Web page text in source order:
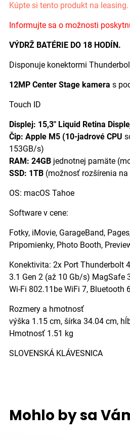
Kúpte si tento produkt na leasing.
Informujte sa o možnosti
VÝDRŽ BATÉRIE DO 18 HODÍN.
Disponuje konektormi
12MP Center Stage kamera s
Touch ID
Displej: 15,3" Liquid Retina
Čip: Apple M5 (10-jadrové CPU
153GB/s)
RAM: 24GB jednotnej pamäte
SSD: 1TB (možnosť rozšírenia
OS: macOS Tahoe
Software v cene:
Fotky, iMovie, GarageBand,
Pripomienky, Photo Booth,
Konektivita: 2x Port Thunderbolt
3.1 Gen 2 (až 10 Gb/s) MagSafe
Wi-Fi 802.11be WiFi 7, Bluetooth
Rozmery a hmotnosť
výška 1.15 cm, šírka 34.04 cm,
Hmotnosť 1.51 kg
SLOVENSKÁ KLÁVESNICA
Mohlo by sa